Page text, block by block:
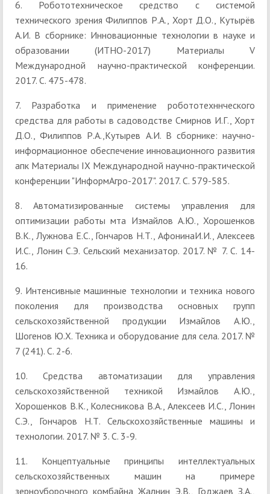
6. Робототехническое средство с системой
технического зрения Филиппов Р.А., Хорт Д.О., Кутырёв
А.И. В сборнике: Инновационные технологии в науке и
образовании (ИТНО-2017) Материалы V
Международной научно-практической конференции.
2017. С. 475-478.
7. Разработка и применение робототехннческого
средства для работы в садоводстве Смирнов И.Г., Хорт
Д.О., Филиппов Р.А.,Кутырев А.И. В сборнике: научно-
информационное обеспечение инновационного развития
апк Материалы IX Международной научно-практической
конференции "ИнформАгро-2017". 2017. С. 579-585.
8. Автоматизированные системы управления для
оптимизации работы мта Измайлов А.Ю., Хорошенков
В.К., Лужнова Е.С., Гончаров Н.Т., АфонинаИ.И., Алексеев
И.С., Лонин С.Э. Сельский механизатор. 2017. № 7. С. 14-
16.
9. Интенсивные машинные технологии и техника нового
поколения для производства основных групп
сельскохозяйственной продукции Измайлов А.Ю.,
Шогенов Ю.Х. Техника и оборудование для села. 2017. №
7 (241). С. 2-6.
10. Средства автоматизации для управления
сельскохозяйственной техникой Измайлов А.Ю.,
Хорошенков В.К., Колесникова В.А., Алексеев И.С., Лонин
С.Э., Гончаров Н.Т. Сельскохозяйственные машины и
технологии. 2017. № 3. С. 3-9.
11. Концептуальные принципы интеллектуальных
сельскохозяйственных машин на примере
зерноуборочного комбайна Жалнин Э.В., Годжаев З.А.,